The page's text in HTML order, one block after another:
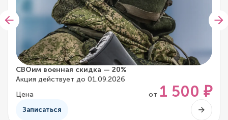
СВОим военная скидка — 20%
Акция действует до 01.09.2026
Цена
от 1 500 ₽
Записаться